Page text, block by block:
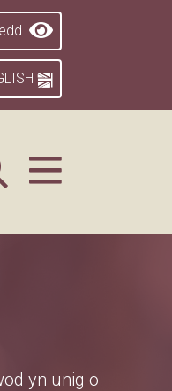
yn unig o